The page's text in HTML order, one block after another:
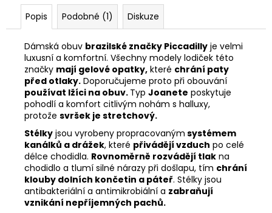
Popis Podobné (1) Diskuze
Dámská obuv brazilské značky Piccadilly je velmi
luxusní a komfortní. Všechny modely lodiček této
značky mají gelové opatky, které chrání paty
před otlaky. Doporučujeme proto při obouvání
používat lžíci na obuv. Typ Joanete poskytuje
pohodlí a komfort citlivým nohám s halluxy,
protože svršek je stretchový.
Stélky jsou vyrobeny propracovaným systémem
kanálků a drážek, které přivádějí vzduch po celé
délce chodidla. Rovnoměrně rozvádějí tlak na
chodidlo a tlumí silné nárazy při došlapu, tím chrání
klouby dolních končetin a páteř. Stélky jsou
antibakteriální a antimikrobiální a zabraňují
vznikání nepříjemných pachů.